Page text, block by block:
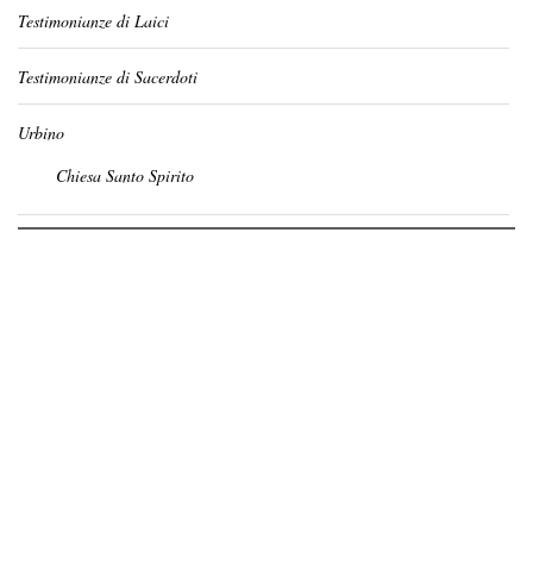
Testimonianze di Laici
Testimonianze di Sacerdoti
Urbino
Chiesa Santo Spirito